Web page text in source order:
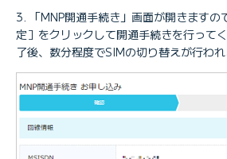
「MNP開通手続き」画面が開きます
定］をクリックして開通手続きを行って
了後、数分程度でSIMの切り替えが行われ